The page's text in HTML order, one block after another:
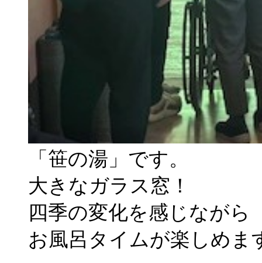
「笹の湯」です。
大きなガラス窓！
四季の変化を感じながら
お風呂タイムが楽しめま